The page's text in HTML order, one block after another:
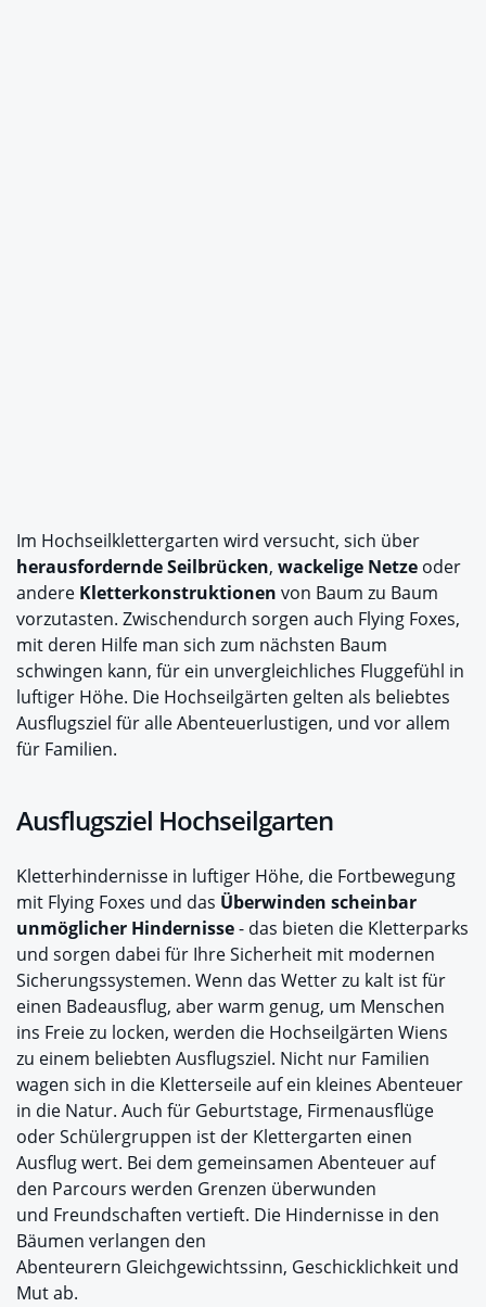
Im Hochseilklettergarten wird versucht, sich über
herausfordernde Seilbrücken, wackelige Netze oder
andere Kletterkonstruktionen von Baum zu Baum
vorzutasten. Zwischendurch sorgen auch Flying Foxes,
mit deren Hilfe man sich zum nächsten Baum
schwingen kann, für ein unvergleichliches Fluggefühl in
luftiger Höhe. Die Hochseilgärten gelten als beliebtes
Ausflugsziel für alle Abenteuerlustigen, und vor allem
für Familien.
Ausflugsziel Hochseilgarten
Kletterhindernisse in luftiger Höhe, die Fortbewegung
mit Flying Foxes und das Überwinden scheinbar
unmöglicher Hindernisse- das bieten die Kletterparks
und sorgen dabei für Ihre Sicherheit mit modernen
Sicherungssystemen. Wenn das Wetter zu kalt ist für
einen Badeausflug, aber warm genug, um Menschen
ins Freie zu locken, werden die Hochseilgärten Wiens
zu einem beliebten Ausflugsziel. Nicht nur Familien
wagen sich in die Kletterseile auf ein kleines Abenteuer
in die Natur. Auch für Geburtstage, Firmenausflüge
oder Schülergruppen ist der Klettergarten einen
Ausflug wert. Bei dem gemeinsamen Abenteuer auf
den Parcours werden Grenzen überwunden
und Freundschaften vertieft. Die Hindernisse in den
Bäumen verlangen den
Abenteurern Gleichgewichtssinn, Geschicklichkeit und
Mut ab.